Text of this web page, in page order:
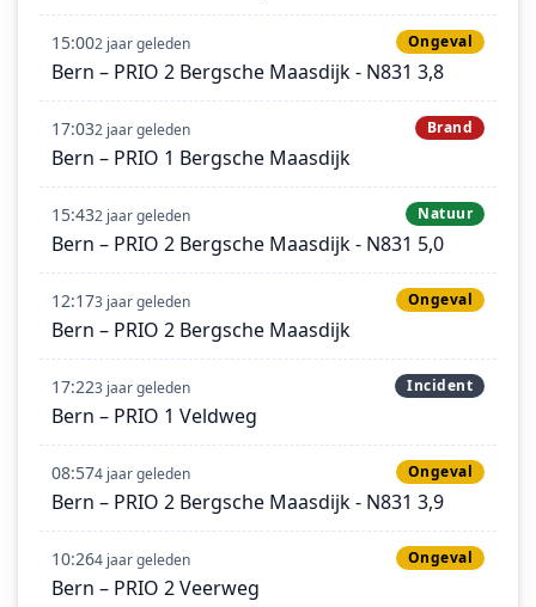
15:002 jaar geleden Ongeval
Bern – PRIO 2 Bergsche Maasdijk - N831 3,8
17:032 jaar geleden Brand
Bern – PRIO 1 Bergsche Maasdijk
15:432 jaar geleden Natuur
Bern – PRIO 2 Bergsche Maasdijk - N831 5,0
12:173 jaar geleden Ongeval
Bern – PRIO 2 Bergsche Maasdijk
17:223 jaar geleden Incident
Bern – PRIO 1 Veldweg
08:574 jaar geleden Ongeval
Bern – PRIO 2 Bergsche Maasdijk - N831 3,9
10:264 jaar geleden Ongeval
Bern – PRIO 2 Veerweg